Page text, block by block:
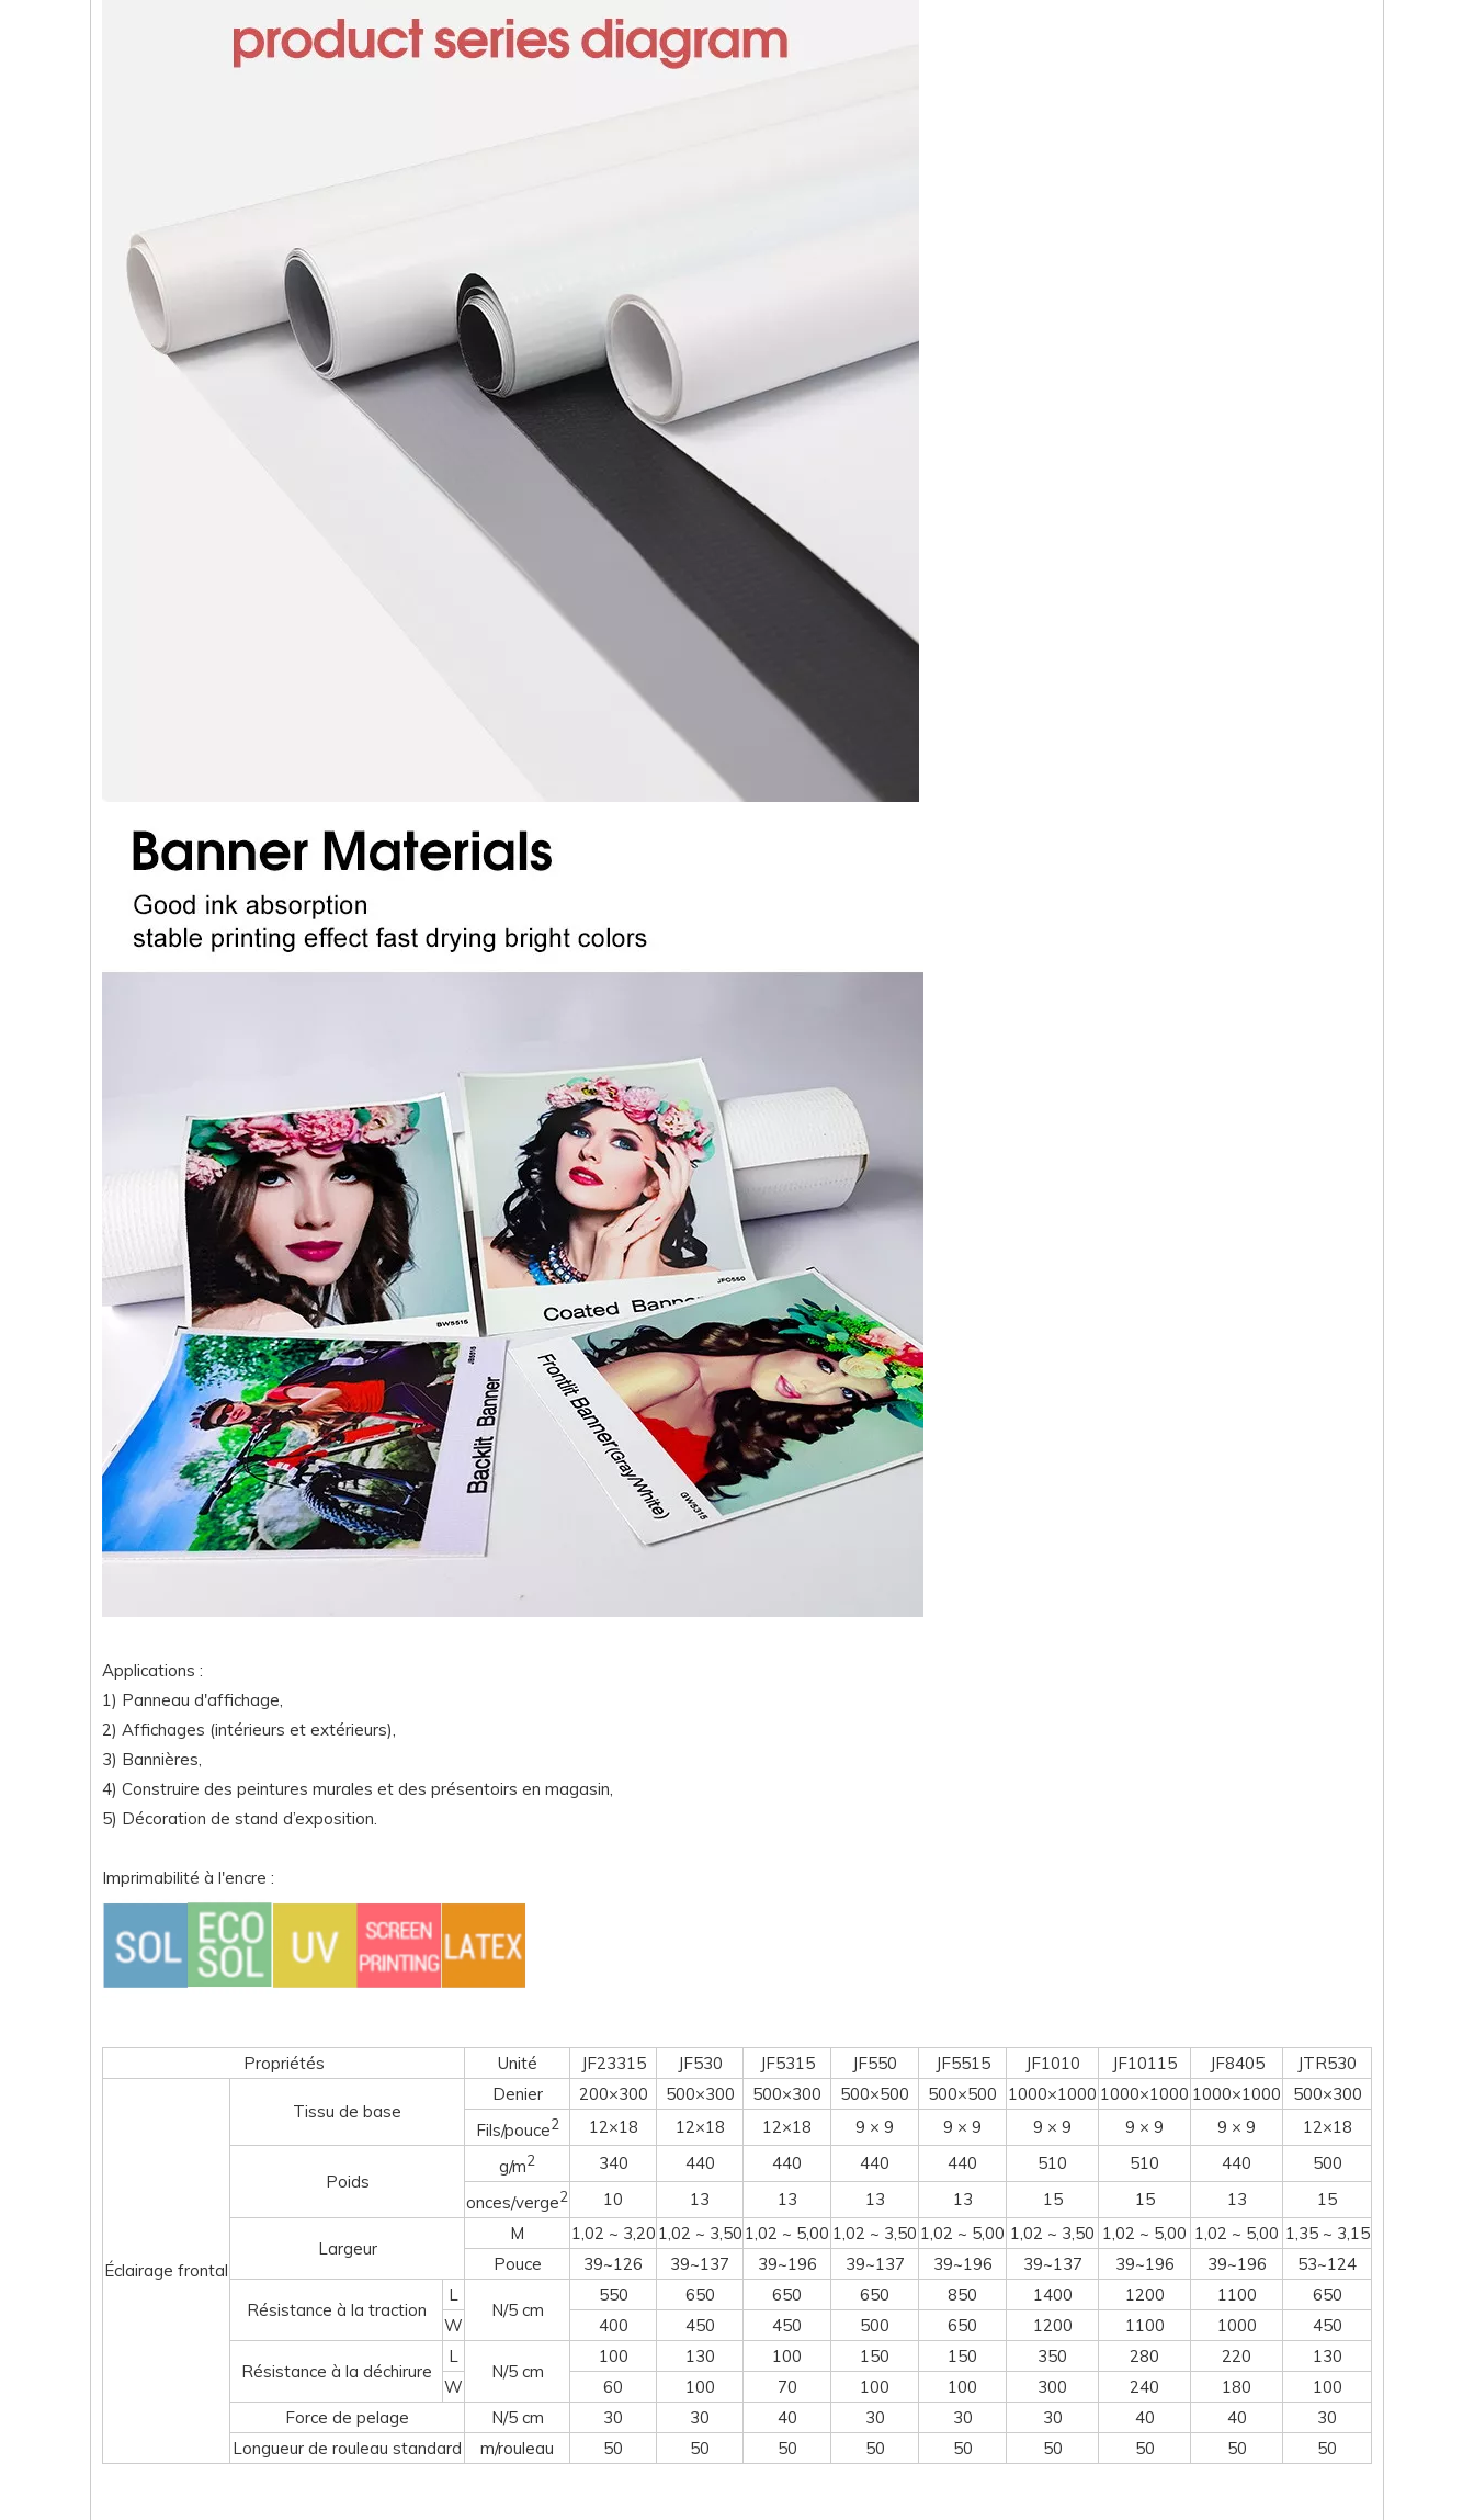
Applications :
1) Panneau d'affichage,
2) Affichages (intérieurs et extérieurs),
3) Bannières,
4) Construire des peintures murales et des présentoirs en magasin,
5) Décoration de stand d’exposition.
Imprimabilité à l'encre :
Propriétés Unité JF23315 JF530 JF5315 JF550 JF5515 JF1010 JF10115 JF8405 JTR530
Éclairage frontal
Tissu de base
Denier 200×300 500×300 500×300 500×500 500×500 1000×1000 1000×1000 1000×1000
500×300
Fils/pouce2 12×18 12×18 12×18 9 × 9 9 × 9 9 × 9 9 × 9 9 × 9 12×18
Poids
g/m2 340 440 440 440 440 510 510 440
500
onces/verge2 10 13 13 13 13 15 15 13 15
Largeur
M 1,02 ~ 3,20 1,02 ~ 3,50 1,02 ~ 5,00 1,02 ~ 3,50 1,02 ~ 5,00 1,02 ~ 3,50 1,02 ~ 5,00 1,02 ~ 5,00 1,35 ~ 3,15
Pouce
39~126 39~137 39~196 39~137 39~196 39~137 39~196 39~196 53~124
Résistance à la traction
L
N/5 cm
550 650 650 650 850 1400 1200 1100
650
W
400 450 450 500 650 1200 1100 1000 450
Résistance à la déchirure
L
N/5 cm
100 130 100 150 150 350 280 220
130
W
60 100 70 100 100 300 240 180
100
Force de pelage
N/5 cm 30 30 40 30 30 30 40 40
30
Longueur de rouleau standard
m/rouleau 50 50 50 50 50 50 50 50 50